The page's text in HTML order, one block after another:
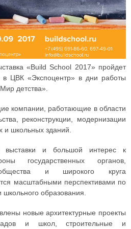
«Build School 2017» пройдет
в ЦВК «Экспоцентр» в дни работы
детства».
компании, работающие в области
реконструкции, модернизации
и школьных зданий.
выставки и большой интерес к
государственных органов,
и широкого круга
масштабными перспективами по
образования.
новые архитектурные проекты
и школ, строительные и